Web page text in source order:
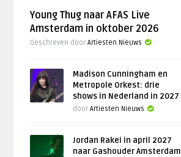
Young Thug naar AFAS Live
Amsterdam in oktober 2026
Geschreven doorArtiesten Nieuws
Madison Cunningham en
Metropole Orkest: drie
shows in Nederland in 2027
doorArtiesten Nieuws
Jordan Rakei in april 2027
naar Gashouder Amsterdam